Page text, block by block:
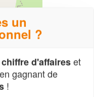
un
?
chiffre d'affaireset
gagnant de
!